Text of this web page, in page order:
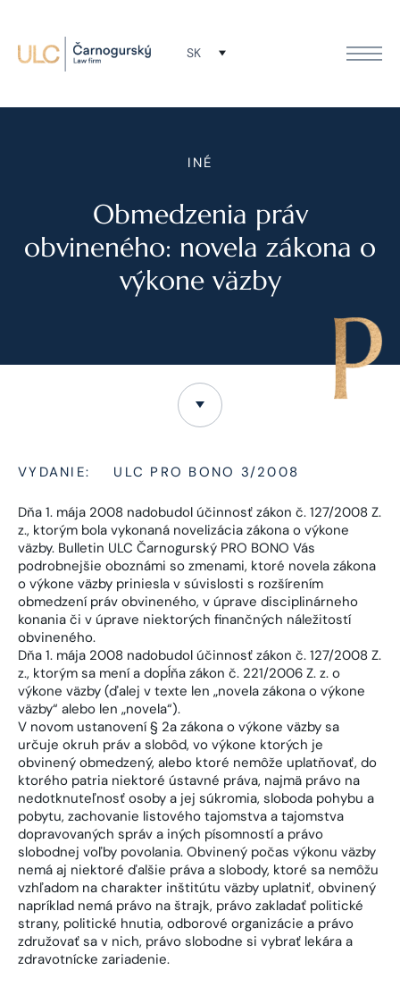
SK
INÉ
Obmedzenia práv
obvineného: novela zákona o
výkone väzby
VYDANIE: ULC PRO BONO 3/2008
Dňa 1. mája 2008 nadobudol účinnosť zákon č. 127/2008 Z.
z., ktorým bola vykonaná novelizácia zákona o výkone
väzby. Bulletin ULC Čarnogurský PRO BONO Vás
podrobnejšie oboznámi so zmenami, ktoré novela zákona
o výkone väzby priniesla v súvislosti s rozšírením
obmedzení práv obvineného, v úprave disciplinárneho
konania či v úprave niektorých finančných náležitostí
obvineného.
Dňa 1. mája 2008 nadobudol účinnosť zákon č. 127/2008 Z.
z., ktorým sa mení a dopĺňa zákon č. 221/2006 Z. z. o
výkone väzby (ďalej v texte len „novela zákona o výkone
väzby“ alebo len „novela“).
V novom ustanovení § 2a zákona o výkone väzby sa
určuje okruh práv a slobôd, vo výkone ktorých je
obvinený obmedzený, alebo ktoré nemôže uplatňovať, do
ktorého patria niektoré ústavné práva, najmä právo na
nedotknuteľnosť osoby a jej súkromia, sloboda pohybu a
pobytu, zachovanie listového tajomstva a tajomstva
dopravovaných správ a iných písomností a právo
slobodnej voľby povolania. Obvinený počas výkonu väzby
nemá aj niektoré ďalšie práva a slobody, ktoré sa nemôžu
vzhľadom na charakter inštitútu väzby uplatniť, obvinený
napríklad nemá právo na štrajk, právo zakladať politické
strany, politické hnutia, odborové organizácie a právo
združovať sa v nich, právo slobodne si vybrať lekára a
zdravotnícke zariadenie.